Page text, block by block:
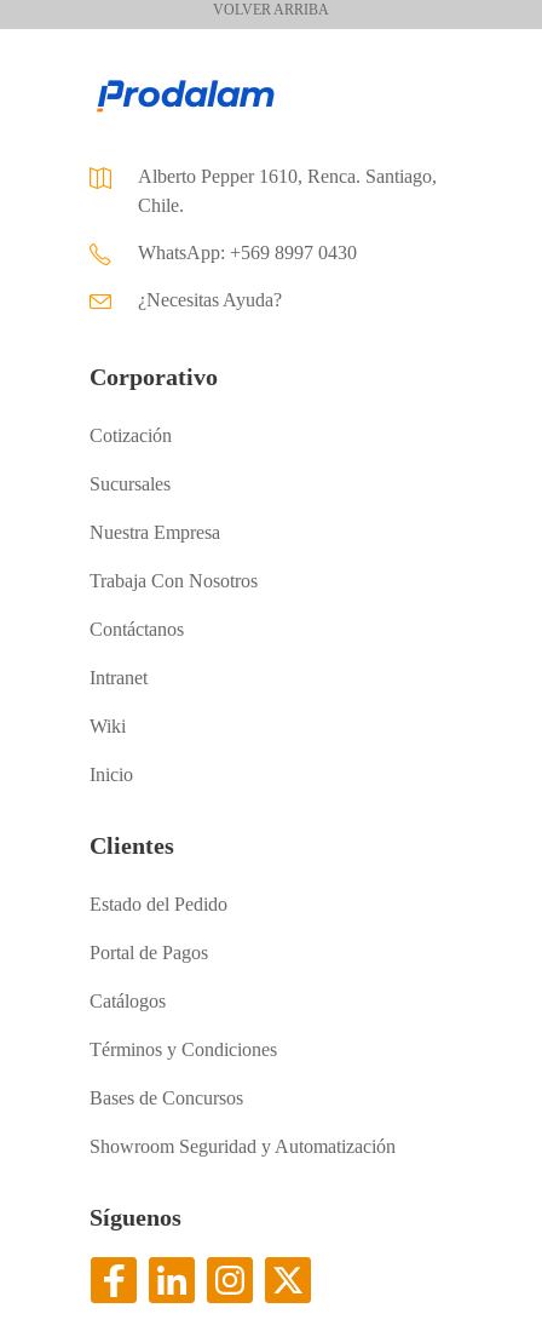
VOLVER ARRIBA
Alberto Pepper 1610, Renca. Santiago,
Chile.
WhatsApp: +569 8997 0430
¿Necesitas Ayuda?
Corporativo
Cotización
Sucursales
Nuestra Empresa
Trabaja Con Nosotros
Contáctanos
Intranet
Wiki
Inicio
Clientes
Estado del Pedido
Portal de Pagos
Catálogos
Términos y Condiciones
Bases de Concursos
Showroom Seguridad y Automatización
Síguenos